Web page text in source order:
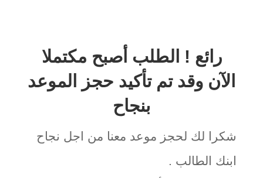
رائع ! الطلب أصبح مكتملا
الآن وقد تم تأكيد حجز الموعد
بنجاح
شكرا لك لحجز موعد معنا من اجل نجاح
ابنك الطالب .